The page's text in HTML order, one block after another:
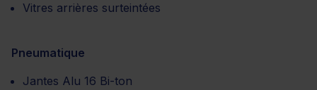
Vitres arrières surteintées
Pneumatique
Jantes Alu 16 Bi-ton